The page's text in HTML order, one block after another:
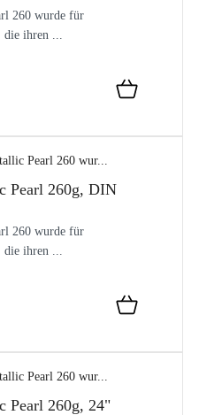
260 wurde für
die ihren ...
Pearl 260g, DIN
260 wurde für
die ihren ...
Pearl 260g, 24"